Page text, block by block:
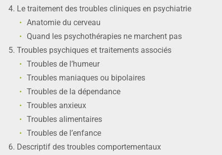
Le traitement des troubles cliniques en psychiatrie
Anatomie du cerveau
Quand les psychothérapies ne marchent pas
Troubles psychiques et traitements associés
Troubles de l’humeur
Troubles maniaques ou bipolaires
Troubles de la dépendance
Troubles anxieux
Troubles alimentaires
Troubles de l’enfance
Descriptif des troubles comportementaux